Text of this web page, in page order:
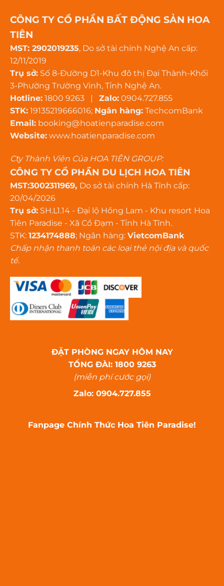
CÔNG TY CỔ PHẦN BẤT ĐỘNG SẢN HOA
TIÊN
MST: 2902019235, Do sở tài chính Nghệ An cấp:
12/11/2019
Trụ sở: Số 8-Đường D1-Khu đô thị Đại Thành-Khối
3-Phường Trường Vinh, Tỉnh Nghệ An.
Hotline: 1800 9263 | Zalo: 0904.727.855
STK: 19135219666016; Ngân hàng: TechcomBank
Email: booking@hoatienparadise.com
Website: www.hoatienparadise.com
Cty Thành Viên Của HOA TIÊN GROUP:
CÔNG TY CỔ PHẦN DU LỊCH HOA TIÊN
MST:3002311969, Do sở tài chính Hà Tĩnh cấp:
20/04/2026
Trụ sở: SH.L1.14 - Đại lộ Hồng Lam - Khu resort Hoa
Tiên Paradise - Xã Cổ Đạm - Tỉnh Hà Tĩnh.
STK: 1234174888; Ngân hàng: VietcomBank
Chấp nhận thanh toán các loại thẻ nội địa và quốc
tế.
ĐẶT PHÒNG NGAY HÔM NAY
TỔNG ĐÀI: 1800 9263
(miễn phí cước gọi)
Zalo: 0904.727.855
Fanpage Chính Thức Hoa Tiên Paradise!